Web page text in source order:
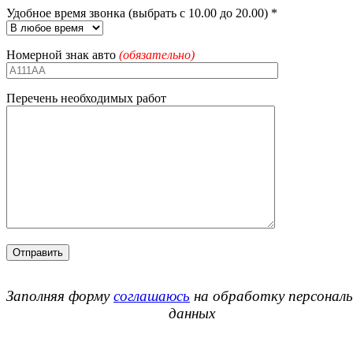
Удобное время звонка (выбрать с 10.00 до 20.00) *
Номерной знак авто (обязательно)
Перечень необходимых работ
Заполняя формусоглашаюсь на обработку
данных